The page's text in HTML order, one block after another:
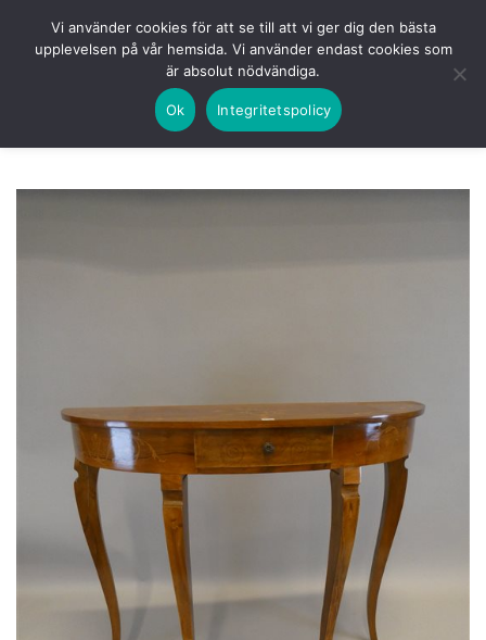
KOMMANDE LOGGA IN
Vi använder cookies för att se till att vi ger dig den bästa
upplevelsen på vår hemsida. Vi använder endast cookies som
är absolut nödvändiga.
Ok Integritetspolicy